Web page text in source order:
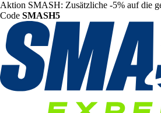
Aktion SMASH: Zusätzliche -5% auf die
Code SMASH5